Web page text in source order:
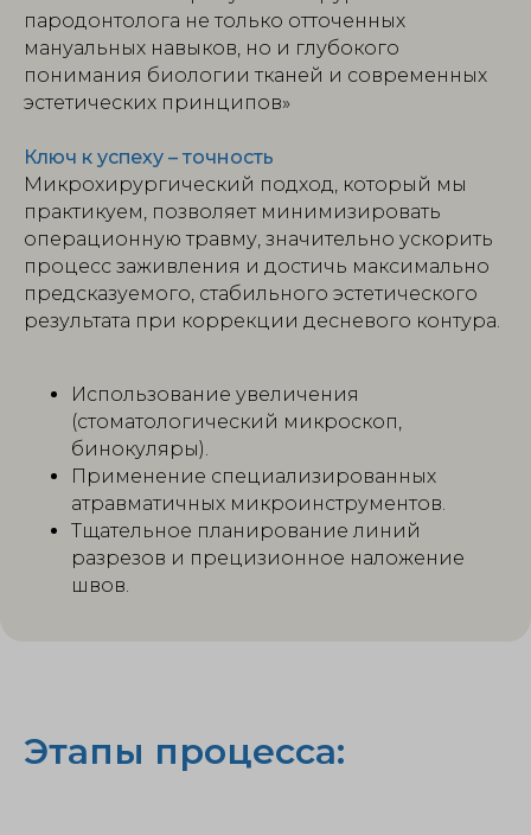
пародонтолога не только отточенных
мануальных навыков, но и глубокого
понимания биологии тканей и современных
эстетических принципов»
Ключ к успеху – точность
Микрохирургический подход, который мы
практикуем, позволяет минимизировать
операционную травму, значительно ускорить
процесс заживления и достичь максимально
предсказуемого, стабильного эстетического
результата при коррекции десневого контура.
Использование увеличения
(стоматологический микроскоп,
бинокуляры).
Применение специализированных
атравматичных микроинструментов.
Тщательное планирование линий
разрезов и прецизионное наложение
швов.
Этапы процесса: